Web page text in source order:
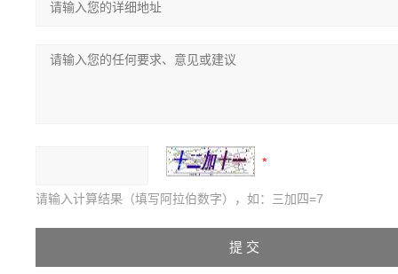
请输入计算结果（填写阿拉伯数字），如：三加四=7